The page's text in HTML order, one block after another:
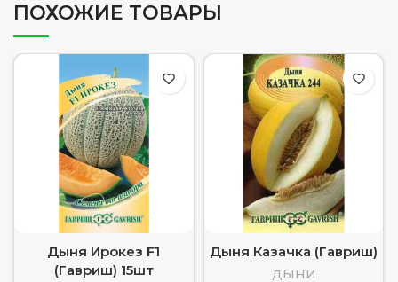
ПОХОЖИЕ ТОВАРЫ
Дыня Ирокез F1
(Гавриш) 15шт
Дыня Казачка (Гавриш)
ДЫНИ